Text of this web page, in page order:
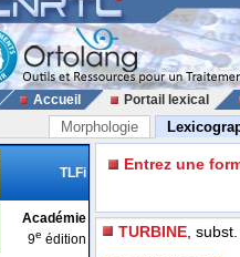
Accueil Portail lexical
Morphologie
TLFi
Académie
9e édition
Entrez une
TURBINE ,